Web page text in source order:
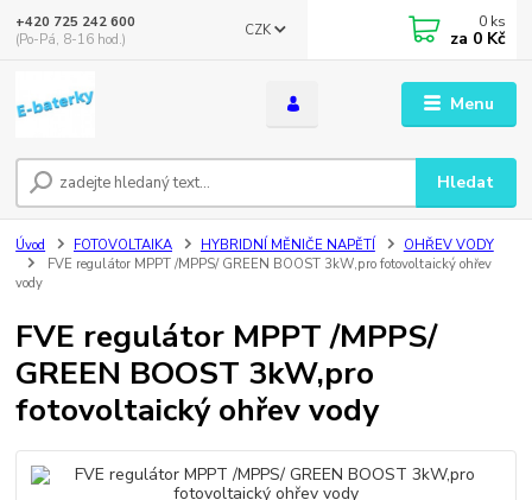
Menu
CZK
Hledat
+420 725 242 600
(Po-Pá, 8-16 hod.)
0 ks
za 0 Kč
Úvod FOTOVOLTAIKA HYBRIDNÍ MĚNIČE NAPĚTÍ
OHŘEV VODY
FVE regulátor MPPT /MPPS/ GREEN BOOST 3kW,pro fotovoltaický ohřev
vody
FVE regulátor MPPT /MPPS/
GREEN BOOST 3kW,pro
fotovoltaický ohřev vody